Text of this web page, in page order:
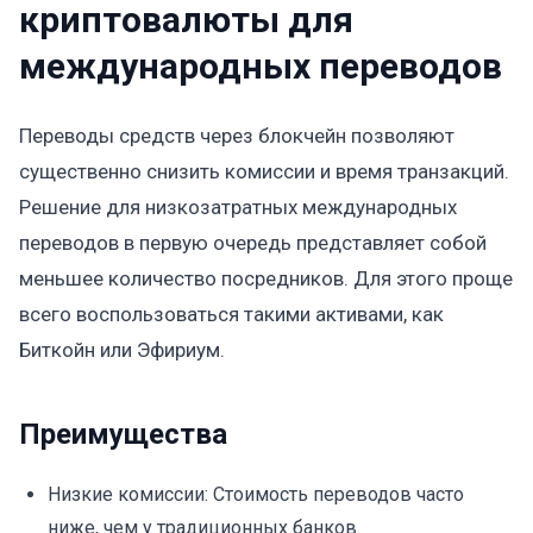
криптовалюты для
международных переводов
Переводы средств через блокчейн позволяют
существенно снизить комиссии и время транзакций.
Решение для низкозатратных международных
переводов в первую очередь представляет собой
меньшее количество посредников. Для этого проще
всего воспользоваться такими активами, как
Биткойн или Эфириум.
Преимущества
Низкие комиссии: Стоимость переводов часто
ниже, чем у традиционных банков.